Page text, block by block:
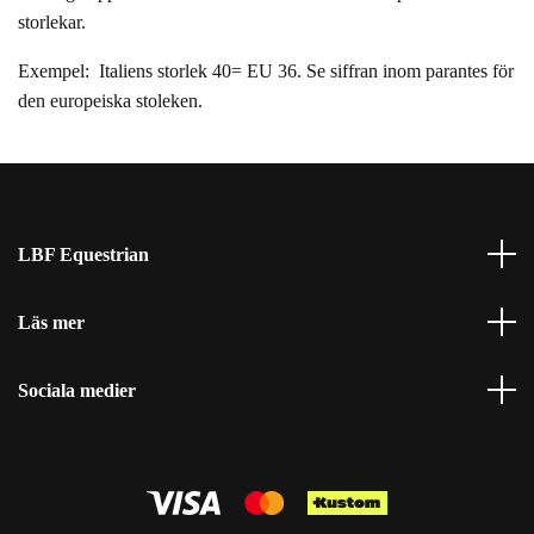
storlekar.
Exempel: Italiens storlek 40= EU 36. Se siffran inom parantes för
den europeiska stoleken.
LBF Equestrian
Läs mer
Sociala medier